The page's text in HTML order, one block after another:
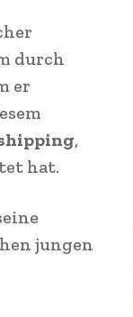
durch
er
,
hat.
jungen